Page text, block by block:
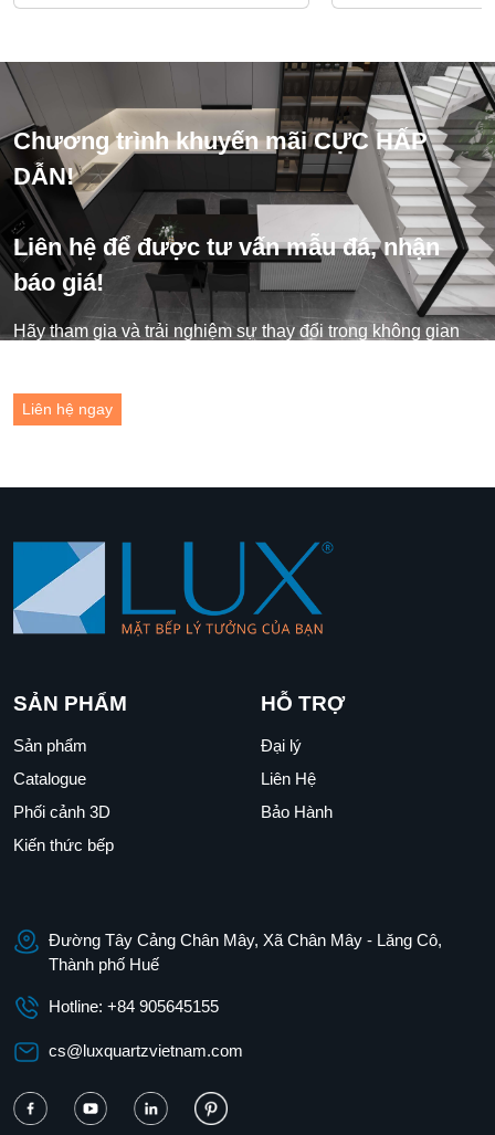
Việt Nam
Chương trình khuyến mãi CỰC HẤP
DẪN!
Liên hệ để được tư vấn mẫu đá, nhận
báo giá!
Hãy tham gia và trải nghiệm sự thay đổi trong không gian
Liên hệ ngay
SẢN PHẨM
Sản phẩm
Catalogue
Phối cảnh 3D
Kiến thức bếp
HỖ TRỢ
Đại lý
Liên Hệ
Bảo Hành
Đường Tây Cảng Chân Mây, Xã Chân Mây - Lăng Cô,
Thành phố Huế
Hotline: +84 905645155
cs@luxquartzvietnam.com